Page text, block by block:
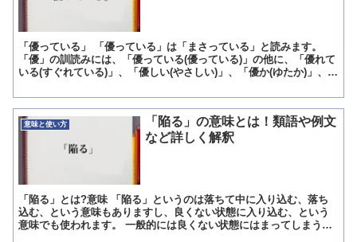
「優っている」 「優っている」は「まさっている」と読みます。
「優」の訓読みには、「優っている(優っている)」の他に、「優れて
いる(すぐれている)」、「優しい(やさしい)」、「優か(ゆたか)」、
意味と使い方
「陥る」の意味とは！類語や例文
など詳しく解釈
「陥る」とは?意味 「陥る」というのは落ちて中に入り込む、落ち
込む、という意味もありますし、良くない状態に入り込む、という
意味でも使われます。 一般的には良くない状態にはまってしまうこ